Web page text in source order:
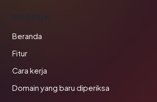
PRODUK
Beranda
Fitur
Cara kerja
Domain yang baru diperiksa